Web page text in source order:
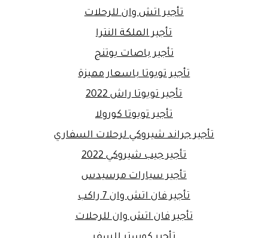
تأجير اتش وان للرحلات
تأجير الملكة النترا
تأجير باصات يوتنج
تأجير تويوتا باسعار مميزة
تأجير تويوتا راش 2022
تأجير تويوتا كورولا
تأجير جراند شيروكي لرحلات السفاري
تأجير جيب شيروكي 2022
تأجير سيارات مرسيدس
تأجير فان اتش وان 7 راكب
تأجير فان اتش وان للرحلات